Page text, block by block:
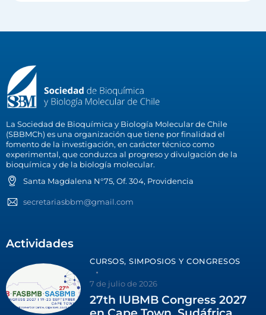
La Sociedad de Bioquímica y Biología Molecular de Chile
(SBBMCh) es una organización que tiene por finalidad el
fomento de la investigación, en carácter técnico como
experimental, que conduzca al progreso y divulgación de la
bioquímica y de la biología molecular.
Santa Magdalena N°75, Of. 304, Providencia
secretariasbbm@gmail.com
Actividades
CURSOS, SIMPOSIOS Y CONGRESOS
7 de julio de 2026
27th IUBMB Congress 2027